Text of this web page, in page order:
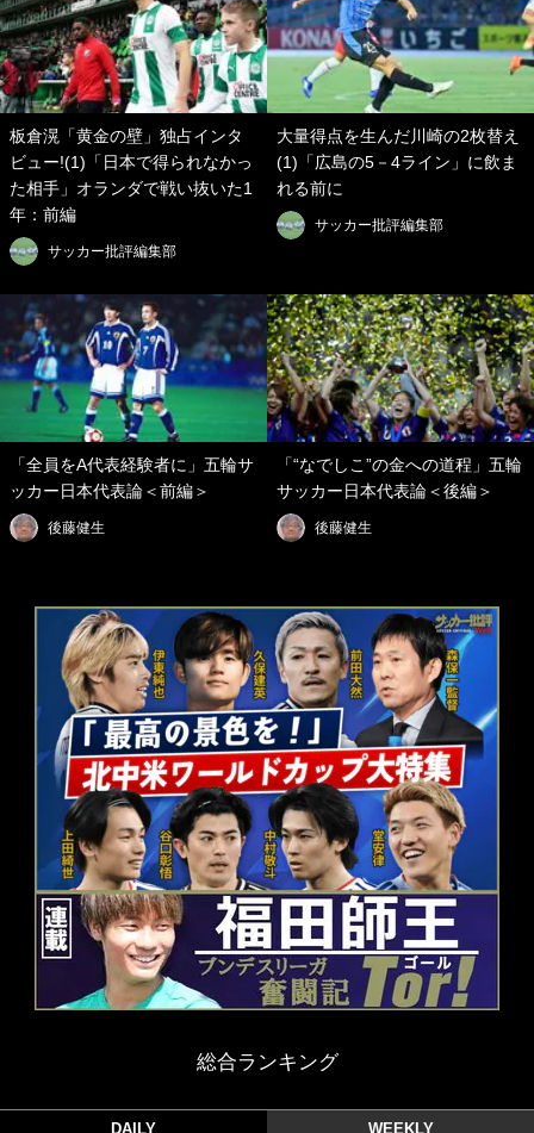
板倉滉「黄金の壁」独占インタ
ビュー!(1)「日本で得られなかっ
た相手」オランダで戦い抜いた1
年：前編
サッカー批評編集部
大量得点を生んだ川崎の2枚替え
(1)「広島の5－4ライン」に飲ま
れる前に
サッカー批評編集部
「全員をA代表経験者に」五輪サ
ッカー日本代表論＜前編＞
後藤健生
「“なでしこ”の金への道程」五輪
サッカー日本代表論＜後編＞
後藤健生
総合ランキング
DAILY WEEKLY